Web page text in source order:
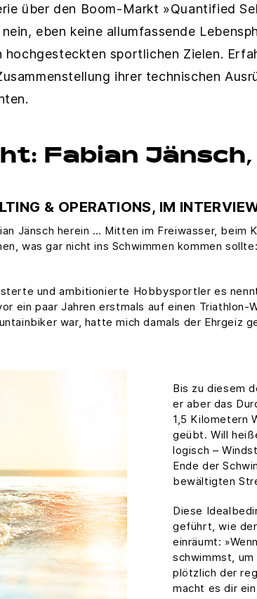
über den Boom-Markt »Quantified
eben keine allumfassende
sportlichen Zielen.
ihrer technischen
Fabian Jänsch,
& OPERATIONS, IM
Jänsch herein … Mitten im Freiwasser, beim
was gar nicht ins Schwimmen kommen
und ambitionierte Hobbysportler es
ein paar Jahren erstmals auf einen
war, hatte mich damals der Ehrgeiz
Bis zu diesem
er aber das
1,5 Kilometern
geübt. Will
logisch –
Ende der
bewältigten
Diese
geführt, wie
einräumt:
schwimmst,
plötzlich der
macht es dir